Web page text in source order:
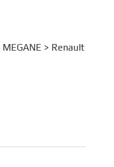
MEGANE > Renault